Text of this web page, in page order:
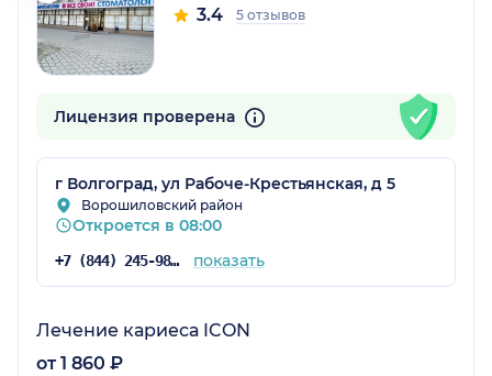
3.4 5 отзывов
Лицензия проверена
г Волгоград, ул Рабоче-Крестьянская, д 5
Ворошиловский район
Откроется в 08:00
+7 (844) 245-98-46 показать
Лечение кариеса ICON
от 1 860 ₽